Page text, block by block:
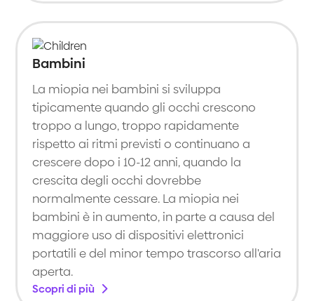
Bambini
La miopia nei bambini si sviluppa
tipicamente quando gli occhi crescono
troppo a lungo, troppo rapidamente
rispetto ai ritmi previsti o continuano a
crescere dopo i 10-12 anni, quando la
crescita degli occhi dovrebbe
normalmente cessare. La miopia nei
bambini è in aumento, in parte a causa del
maggiore uso di dispositivi elettronici
portatili e del minor tempo trascorso all'aria
aperta.
Scopri di più